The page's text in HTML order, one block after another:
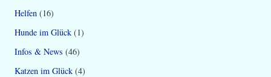
Helfen (16)
Hunde im Glück (1)
Infos & News (46)
Katzen im Glück (4)